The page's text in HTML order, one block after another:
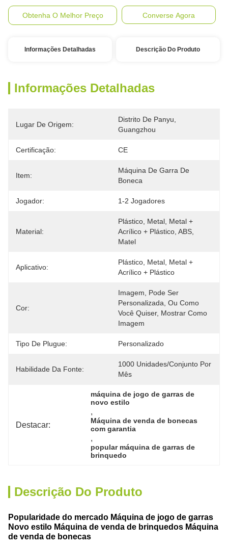
Obtenha O Melhor Preço Converse Agora
Informações Detalhadas Descrição Do Produto
Informações Detalhadas
Lugar De Origem:
Distrito De Panyu,
Guangzhou
Certificação: CE
Item:
Máquina De Garra De
Boneca
Jogador: 1-2 Jogadores
Material:
Plástico, Metal, Metal +
Acrílico + Plástico, ABS,
Matel
Aplicativo:
Plástico, Metal, Metal +
Acrílico + Plástico
Cor:
Imagem, Pode Ser
Personalizada, Ou Como
Você Quiser, Mostrar Como
Imagem
Tipo De Plugue: Personalizado
Habilidade Da Fonte:
1000 Unidades/conjunto Por
Mês
Destacar:
máquina de jogo de garras de
novo estilo
,
Máquina de venda de bonecas
com garantia
,
popular máquina de garras de
brinquedo
Descrição Do Produto
Popularidade do mercado Máquina de jogo de garras
Novo estilo Máquina de venda de brinquedos Máquina
de venda de bonecas